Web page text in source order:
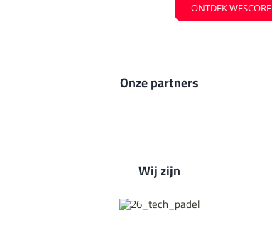
ONTDEK WESCORE
Onze partners
Wij zijn